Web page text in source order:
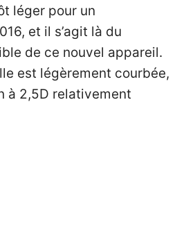
léger pour un
et il s’agit là du
de ce nouvel appareil.
est légèrement courbée,
à 2,5D relativement